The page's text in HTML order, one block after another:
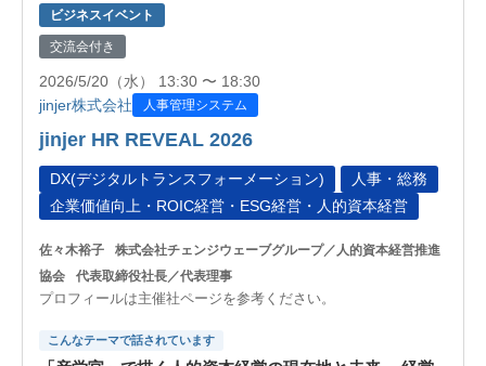
ビジネスイベント
交流会付き
2026/5/20（水） 13:30 〜 18:30
jinjer株式会社
人事管理システム
jinjer HR REVEAL 2026
DX(デジタルトランスフォーメーション)
人事・総務
企業価値向上・ROIC経営・ESG経営・人的資本経営
佐々木裕子
株式会社チェンジウェーブグループ／人的資本経営推進
協会
代表取締役社長／代表理事
プロフィールは主催社ページを参考ください。
こんなテーマで話されています